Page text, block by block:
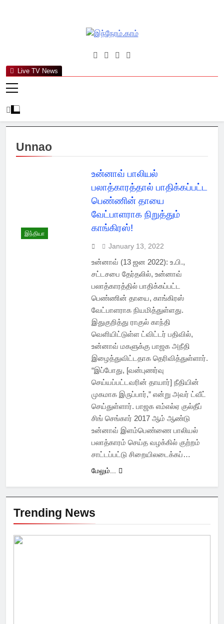
Live TV News
இந்நேரம்.காம்
Unnao
இந்தியா
உன்னாவ் பாலியல்
பலாத்காரத்தால் பாதிக்கப்பட்ட
பெண்ணின் தாயை
வேட்பாளராக நிறுத்தும்
காங்கிரஸ்!
January 13, 2022
உன்னாவ் (13 ஜன 2022): உ.பி.,
சட்டசபை தேர்தலில், உன்னாவ்
பலாத்காரத்தில் பாதிக்கப்பட்ட
பெண்ணின் தாயை, காங்கிரஸ்
வேட்பாளராக நியமித்துள்ளது.
இதுகுறித்து ராகுல் காந்தி
வெளியிட்டுள்ள ட்விட்டர் பதிவில்,
உன்னாவ் மகளுக்கு பாஜக அநீதி
இழைத்துவிட்டதாக தெரிவித்துள்ளார்.
“இப்போது, [வன்புணர்வு
செய்யப்பட்டவரின் தாயார்] நீதியின்
முகமாக இருப்பார்,” என்று அவர் ட்வீட்
செய்துள்ளார். பாஜக எம்எல்ஏ குல்தீப்
சிங் செங்கார் 2017 ஆம் ஆண்டு
உன்னாவ் இளம்பெண்ணை பாலியல்
பலாத்காரம் செய்த வழக்கில் குற்றம்
சாட்டப்பட்டு சிறையிலடைக்கப்…
மேலும்...
Trending News